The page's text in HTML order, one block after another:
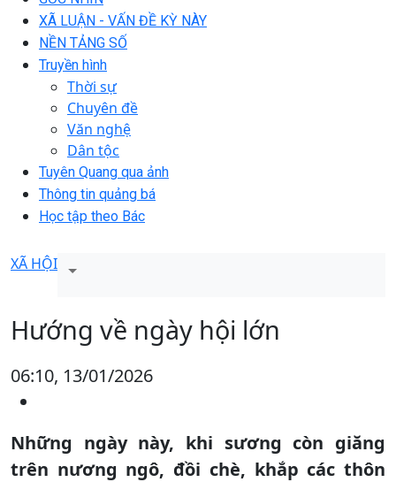
XÃ LUẬN - VẤN ĐỀ KỲ NÀY
NỀN TẢNG SỐ
Truyền hình
Thời sự
Chuyên đề
Văn nghệ
Dân tộc
Tuyên Quang qua ảnh
Thông tin quảng bá
Học tập theo Bác
XÃ HỘI
Hướng về ngày hội lớn
06:10, 13/01/2026
Những ngày này, khi sương còn giăng
trên nương ngô, đồi chè, khắp các thôn